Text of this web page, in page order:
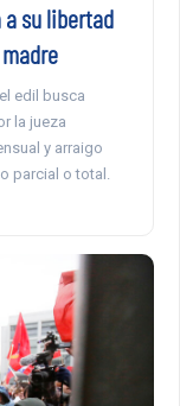
a su libertad
edil busca
la jueza
y arraigo
parcial o total.